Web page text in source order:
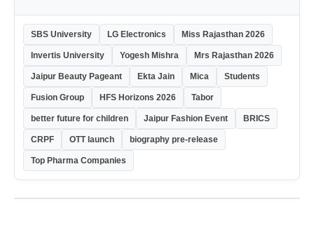
SBS University LG Electronics Miss Rajasthan 2026
Invertis University Yogesh Mishra Mrs Rajasthan 2026
Jaipur Beauty Pageant Ekta Jain Mica Students
Fusion Group HFS Horizons 2026 Tabor
better future for children Jaipur Fashion Event BRICS
CRPF OTT launch biography pre-release
Top Pharma Companies